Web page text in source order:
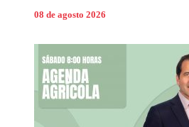
08 de agosto 2026